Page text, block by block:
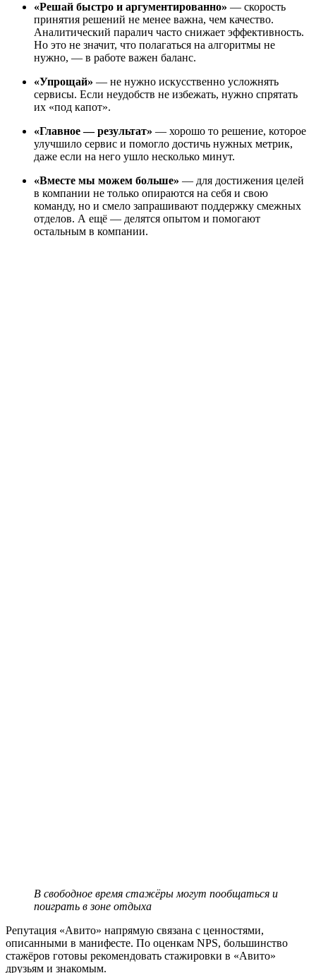
«Решай быстро и аргументированно» — скорость
принятия решений не менее важна, чем качество.
Аналитический паралич часто снижает эффективность.
Но это не значит, что полагаться на алгоритмы не
нужно, — в работе важен баланс.
«Упрощай» — не нужно искусственно усложнять
сервисы. Если неудобств не избежать, нужно спрятать
их «под капот».
«Главное — результат» — хорошо то решение, которое
улучшило сервис и помогло достичь нужных метрик,
даже если на него ушло несколько минут.
«Вместе мы можем больше» — для достижения целей
в компании не только опираются на себя и свою
команду, но и смело запрашивают поддержку смежных
отделов. А ещё — делятся опытом и помогают
остальным в компании.
В свободное время стажёры могут пообщаться и
поиграть в зоне отдыха
Репутация «Авито» напрямую связана с ценностями,
описанными в манифесте. По оценкам NPS, большинство
стажёров готовы рекомендовать стажировки в «Авито»
друзьям и знакомым.